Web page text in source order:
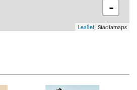
-
Leaflet | Stadiamaps